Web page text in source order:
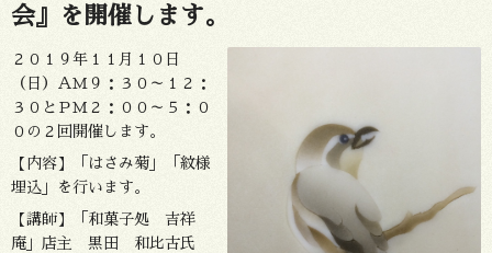
会』を開催します。
２０１９年１１月１０日
（日）ＡＭ９：３０～１２：
３０とＰＭ２：００～５：０
０の２回開催します。
【内容】「はさみ菊」「紋様
埋込」を行います。
【講師】「和菓子処 吉祥
庵」店主 黒田 和比古氏